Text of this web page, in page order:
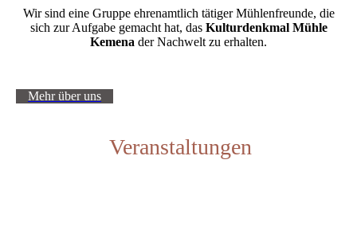
Wir sind eine Gruppe ehrenamtlich tätiger Mühlenfreunde, die
sich zur Aufgabe gemacht hat, das Kulturdenkmal Mühle
Kemena der Nachwelt zu erhalten.
Mehr über uns
Veranstaltungen